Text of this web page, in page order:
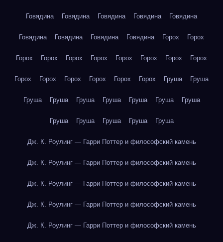
Говядина Говядина Говядина Говядина Говядина
Говядина Говядина Говядина Говядина Горох Горох
Горох Горох Горох Горох Горох Горох Горох Горох
Горох Горох Горох Горох Горох Горох Груша Груша
Груша Груша Груша Груша Груша Груша Груша
Груша Груша Груша Груша Груша
Дж. К. Роулинг — Гарри Поттер и философский камень
Дж. К. Роулинг — Гарри Поттер и философский камень
Дж. К. Роулинг — Гарри Поттер и философский камень
Дж. К. Роулинг — Гарри Поттер и философский камень
Дж. К. Роулинг — Гарри Поттер и философский камень